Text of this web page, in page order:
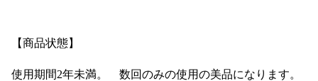
【商品状態】
使用期間2年未満。 数回のみの使用の美品になります。